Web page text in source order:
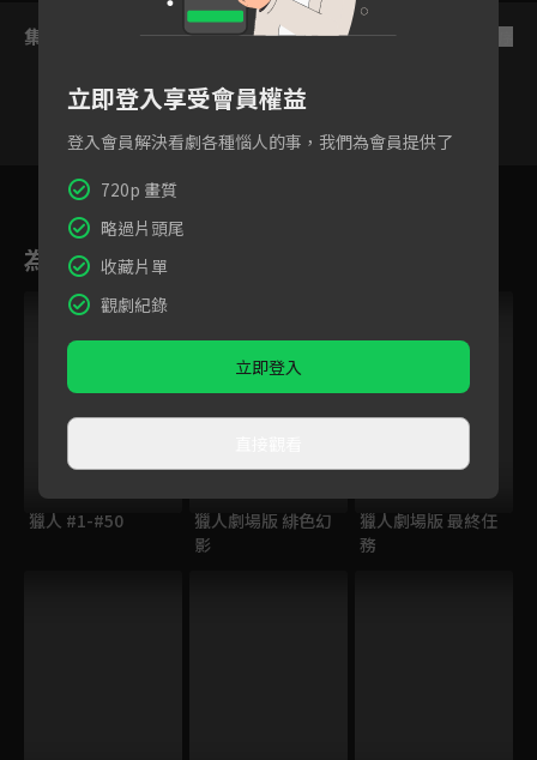
集數列表
112 113
為您推薦
獵人 #1-#50
獵人劇場版 緋色幻
影
獵人劇場版 最終任
務
立即登入享受會員權益
登入會員解決看劇各種惱人的事，我們為會員提供了
720p 畫質
略過片頭尾
收藏片單
觀劇紀錄
立即登入